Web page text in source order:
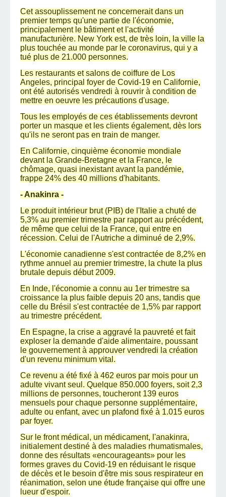
Cet assouplissement ne concernerait dans un
premier temps qu'une partie de l'économie,
principalement le bâtiment et l'activité
manufacturière. New York est, de très loin, la ville la
plus touchée au monde par le coronavirus, qui y a
tué plus de 21.000 personnes.
Les restaurants et salons de coiffure de Los
Angeles, principal foyer de Covid-19 en Californie,
ont été autorisés vendredi à rouvrir à condition de
mettre en oeuvre les précautions d'usage.
Tous les employés de ces établissements devront
porter un masque et les clients également, dès lors
qu'ils ne seront pas en train de manger.
En Californie, cinquième économie mondiale
devant la Grande-Bretagne et la France, le
chômage, quasi inexistant avant la pandémie,
frappe 24% des 40 millions d'habitants.
- Anakinra -
Le produit intérieur brut (PIB) de l'Italie a chuté de
5,3% au premier trimestre par rapport au précédent,
de même que celui de la France, qui entre en
récession. Celui de l'Autriche a diminué de 2,9%.
L'économie canadienne s'est contractée de 8,2% en
rythme annuel au premier trimestre, la chute la plus
brutale depuis début 2009.
En Inde, l'économie a connu au 1er trimestre sa
croissance la plus faible depuis 20 ans, tandis que
celle du Brésil s'est contractée de 1,5% par rapport
au trimestre précédent.
En Espagne, la crise a aggravé la pauvreté et fait
exploser la demande d'aide alimentaire, poussant
le gouvernement à approuver vendredi la création
d'un revenu minimum vital.
Ce revenu a été fixé à 462 euros par mois pour un
adulte vivant seul. Quelque 850.000 foyers, soit 2,3
millions de personnes, toucheront 139 euros
mensuels pour chaque personne supplémentaire,
adulte ou enfant, avec un plafond fixé à 1.015 euros
par foyer.
Sur le front médical, un médicament, l'anakinra,
initialement destiné à des maladies rhumatismales,
donne des résultats «encourageants» pour les
formes graves du Covid-19 en réduisant le risque
de décès et le besoin d'être mis sous respirateur en
réanimation, selon une étude française qui offre une
lueur d'espoir.